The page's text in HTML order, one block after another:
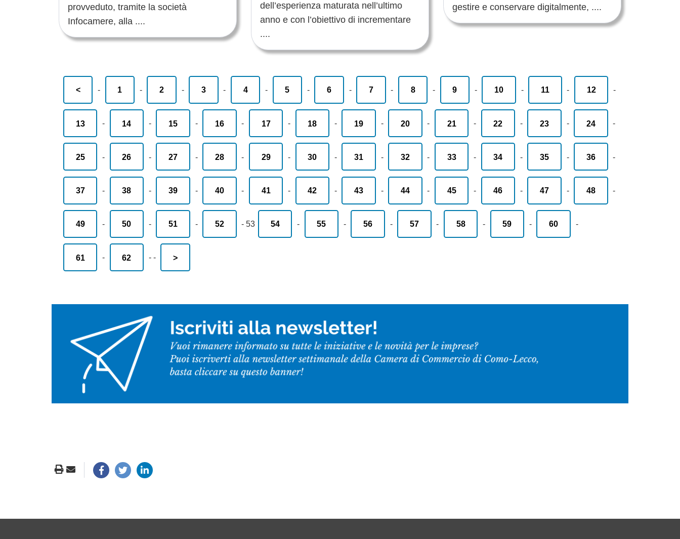
provveduto, tramite la società
Infocamere, alla ....
dell’esperienza maturata nell’ultimo
anno e con l’obiettivo di incrementare
....
gestire e conservare digitalmente, ....
< - 1 - 2 - 3 - 4 - 5 - 6 - 7 - 8 - 9 - 10 - 11 - 12 -
13 - 14 - 15 - 16 - 17 - 18 - 19 - 20 - 21 - 22 - 23 - 24 -
25 - 26 - 27 - 28 - 29 - 30 - 31 - 32 - 33 - 34 - 35 - 36 -
37 - 38 - 39 - 40 - 41 - 42 - 43 - 44 - 45 - 46 - 47 - 48 -
49 - 50 - 51 - 52 -53 54 - 55 - 56 - 57 - 58 - 59 - 60 -
61 - 62 - - >